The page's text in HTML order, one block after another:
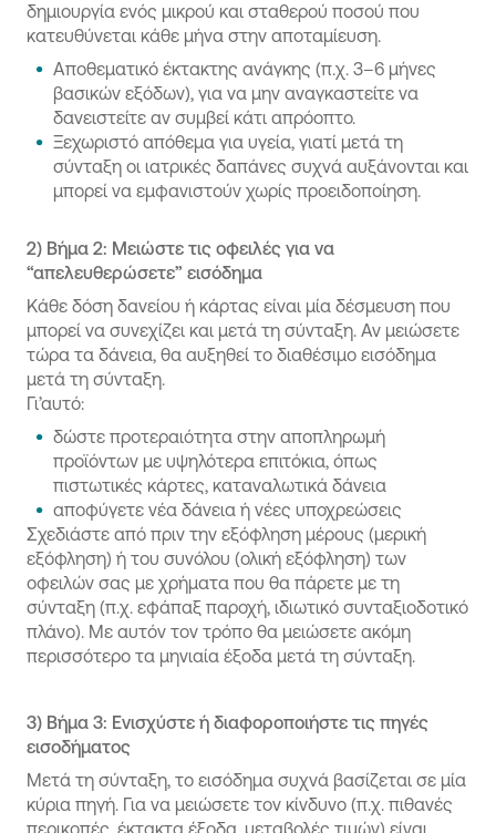
δημιουργία ενός μικρού και σταθερού ποσού που
κατευθύνεται κάθε μήνα στην αποταμίευση.
Αποθεματικό έκτακτης ανάγκης (π.χ. 3–6 μήνες
βασικών εξόδων), για να μην αναγκαστείτε να
δανειστείτε αν συμβεί κάτι απρόοπτο.
Ξεχωριστό απόθεμα για υγεία, γιατί μετά τη
σύνταξη οι ιατρικές δαπάνες συχνά αυξάνονται και
μπορεί να εμφανιστούν χωρίς προειδοποίηση.
2) Βήμα 2: Μειώστε τις οφειλές για να
“απελευθερώσετε” εισόδημα
Κάθε δόση δανείου ή κάρτας είναι μία δέσμευση που
μπορεί να συνεχίζει και μετά τη σύνταξη. Αν μειώσετε
τώρα τα δάνεια, θα αυξηθεί το διαθέσιμο εισόδημα
μετά τη σύνταξη.
Γι’αυτό:
δώστε προτεραιότητα στην αποπληρωμή
προϊόντων με υψηλότερα επιτόκια, όπως
πιστωτικές κάρτες, καταναλωτικά δάνεια
αποφύγετε νέα δάνεια ή νέες υποχρεώσεις
Σχεδιάστε από πριν την εξόφληση μέρους (μερική
εξόφληση) ή του συνόλου (ολική εξόφληση) των
οφειλών σας με χρήματα που θα πάρετε με τη
σύνταξη (π.χ. εφάπαξ παροχή, ιδιωτικό συνταξιοδοτικό
πλάνο). Με αυτόν τον τρόπο θα μειώσετε ακόμη
περισσότερο τα μηνιαία έξοδα μετά τη σύνταξη.
3) Βήμα 3: Ενισχύστε ή διαφοροποιήστε τις πηγές
εισοδήματος
Μετά τη σύνταξη, το εισόδημα συχνά βασίζεται σε μία
κύρια πηγή. Για να μειώσετε τον κίνδυνο (π.χ. πιθανές
περικοπές, έκτακτα έξοδα, μεταβολές τιμών) είναι